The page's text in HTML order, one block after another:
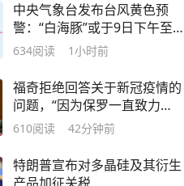
中央气象台发布台风黄色预
警：“白海豚”或于9日下午至
10日早晨在浙江到福建北部沿
634阅读 1小时前
福奇拒绝回答关于新冠疫情的
问题，“因为保罗一直致力于
将其送进监狱”
610阅读 42分钟前
特朗普宣布对多晶硅及其衍生